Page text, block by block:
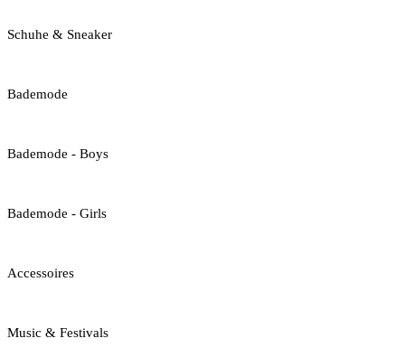
Schuhe & Sneaker
Bademode
Bademode - Boys
Bademode - Girls
Accessoires
Music & Festivals